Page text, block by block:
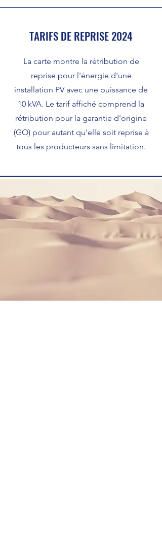
TARIFS DE REPRISE 2024
La carte montre la rétribution de
reprise pour l'énergie d'une
installation PV avec une puissance de
10 kVA. Le tarif affiché comprend la
rétribution pour la garantie d'origine
(GO) pour autant qu'elle soit reprise à
tous les producteurs sans limitation.